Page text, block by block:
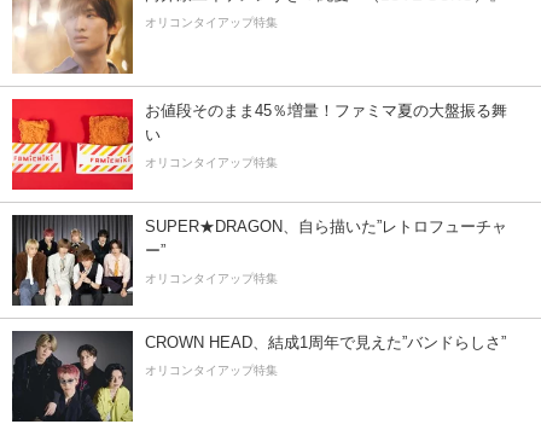
オリコンタイアップ特集
お値段そのまま45％増量！ファミマ夏の大盤振る舞
い
オリコンタイアップ特集
SUPER★DRAGON、自ら描いた”レトロフューチャ
ー”
オリコンタイアップ特集
CROWN HEAD、結成1周年で見えた”バンドらしさ”
オリコンタイアップ特集